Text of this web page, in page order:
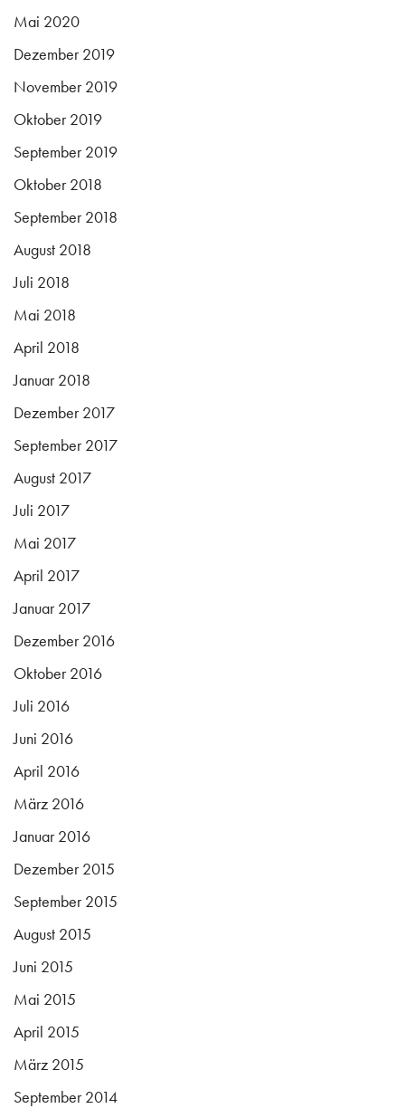
Mai 2020
Dezember 2019
November 2019
Oktober 2019
September 2019
Oktober 2018
September 2018
August 2018
Juli 2018
Mai 2018
April 2018
Januar 2018
Dezember 2017
September 2017
August 2017
Juli 2017
Mai 2017
April 2017
Januar 2017
Dezember 2016
Oktober 2016
Juli 2016
Juni 2016
April 2016
März 2016
Januar 2016
Dezember 2015
September 2015
August 2015
Juni 2015
Mai 2015
April 2015
März 2015
September 2014